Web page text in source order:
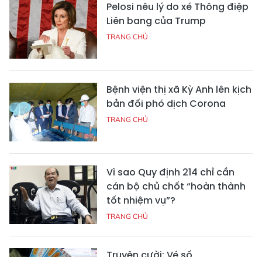
Pelosi nêu lý do xé Thông điệp
Liên bang của Trump
TRANG CHỦ
Bệnh viện thị xã Kỳ Anh lên kịch
bản đối phó dịch Corona
TRANG CHỦ
Vì sao Quy định 214 chỉ cần
cán bộ chủ chốt “hoàn thành
tốt nhiệm vụ”?
TRANG CHỦ